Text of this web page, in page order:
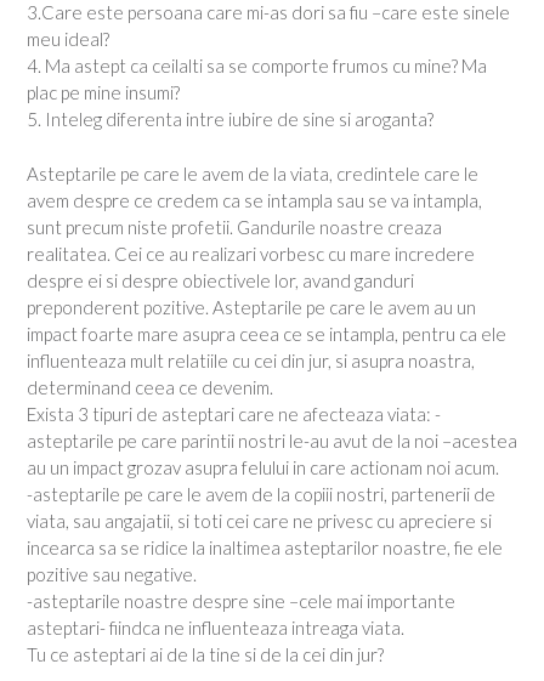
3.Care este persoana care mi-as dori sa fiu –care este sinele
meu ideal?
4. Ma astept ca ceilalti sa se comporte frumos cu mine? Ma
plac pe mine insumi?
5. Inteleg diferenta intre iubire de sine si aroganta?
Asteptarile pe care le avem de la viata, credintele care le
avem despre ce credem ca se intampla sau se va intampla,
sunt precum niste profetii. Gandurile noastre creaza
realitatea. Cei ce au realizari vorbesc cu mare incredere
despre ei si despre obiectivele lor, avand ganduri
preponderent pozitive. Asteptarile pe care le avem au un
impact foarte mare asupra ceea ce se intampla, pentru ca ele
influenteaza mult relatiile cu cei din jur, si asupra noastra,
determinand ceea ce devenim.
Exista 3 tipuri de asteptari care ne afecteaza viata: -
asteptarile pe care parintii nostri le-au avut de la noi –acestea
au un impact grozav asupra felului in care actionam noi acum.
-asteptarile pe care le avem de la copiii nostri, partenerii de
viata, sau angajatii, si toti cei care ne privesc cu apreciere si
incearca sa se ridice la inaltimea asteptarilor noastre, fie ele
pozitive sau negative.
-asteptarile noastre despre sine –cele mai importante
asteptari- fiindca ne influenteaza intreaga viata.
Tu ce asteptari ai de la tine si de la cei din jur?